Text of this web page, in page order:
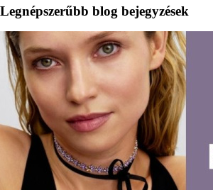
Legnépszerűbb blog bejegyzések